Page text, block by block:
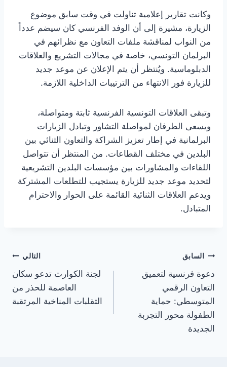
وكانت تقارير إعلامية تناولت في وقت سابق موضوع
الزيارة، مشيرة إلى أن الوفد الفرنسي كان سيضم عدداً
من النواب لمناقشة ملفات التعاون مع نظرائهم في
البرلمان التونسي، خاصة في مجالات التشريع والعلاقات
الدبلوماسية. ويُنتظر أن يتم الإعلان عن موعد جديد
للزيارة فور الانتهاء من الترتيبات الداخلية اللازمة.
وتبقى العلاقات التونسية الفرنسية ثابتة ومتواصلة،
ويسعى الطرفان لمواصلة التشاور وتبادل الزيارات
البرلمانية في إطار تعزيز الشراكة والتعاون الثنائي بين
البلدين في مختلف القطاعات. من المنتظر أن تتواصل
اللقاءات والمشاورات بين مؤسسات البلدين التشريعية
لتحديد موعد جديد للزيارة يستجيب للتطلعات المشتركة
ويدعم العلاقات الثنائية القائمة على الحوار والاحترام
المتبادل.
تصفّح
المقالات
السابق
دعوة فرنسية لتعميق
التعاون الرقمي
المتوسطي: حماية
الطفولة محور التجربة
الجديدة
التالي
لجنة الكوارث تدعو سكان
العاصمة للحذر من
التقلبات المناخية المرتقبة